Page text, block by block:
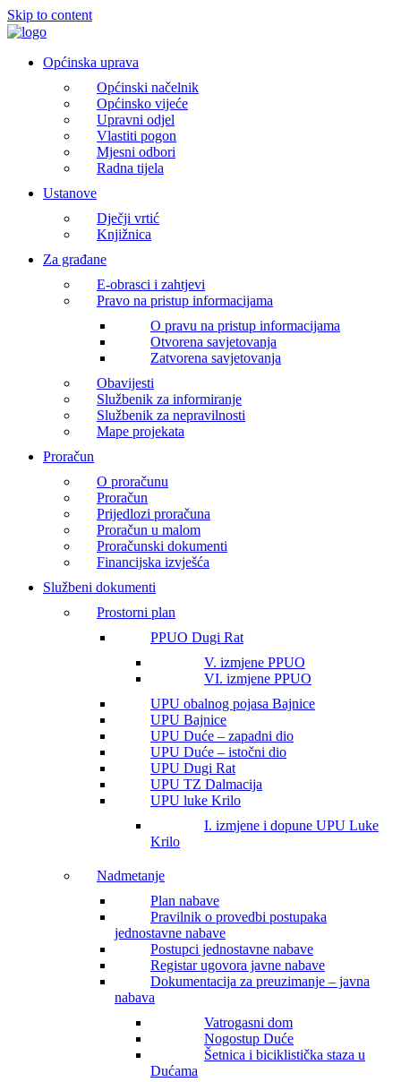
Skip to content
Općinska uprava
Općinski načelnik
Općinsko vijeće
Upravni odjel
Vlastiti pogon
Mjesni odbori
Radna tijela
Ustanove
Dječji vrtić
Knjižnica
Za građane
E-obrasci i zahtjevi
Pravo na pristup informacijama
O pravu na pristup informacijama
Otvorena savjetovanja
Zatvorena savjetovanja
Obavijesti
Službenik za informiranje
Službenik za nepravilnosti
Mape projekata
Proračun
O proračunu
Proračun
Prijedlozi proračuna
Proračun u malom
Proračunski dokumenti
Financijska izvješća
Službeni dokumenti
Prostorni plan
PPUO Dugi Rat
V. izmjene PPUO
VI. izmjene PPUO
UPU obalnog pojasa Bajnice
UPU Bajnice
UPU Duće – zapadni dio
UPU Duće – istočni dio
UPU Dugi Rat
UPU TZ Dalmacija
UPU luke Krilo
I. izmjene i dopune UPU Luke
Krilo
Nadmetanje
Plan nabave
Pravilnik o provedbi postupaka
jednostavne nabave
Postupci jednostavne nabave
Registar ugovora javne nabave
Dokumentacija za preuzimanje – javna
nabava
Vatrogasni dom
Nogostup Duće
Šetnica i biciklistička staza u
Dućama